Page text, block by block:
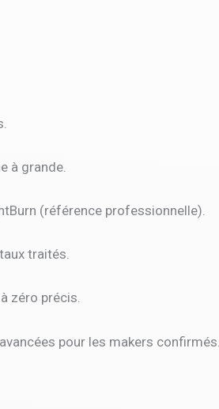
à grande.
(référence professionnelle).
traités.
zéro précis.
pour les makers confirmés.